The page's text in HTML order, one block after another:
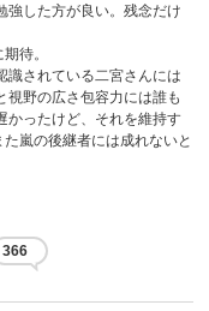
強した方が良い。残念だけ
待。
識されている二宮さんには
視野の広さ包容力には誰も
かったけど、それを維持す
嵐の後継者には成れないと
366